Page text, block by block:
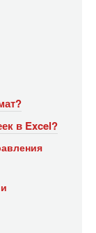
в Excel?